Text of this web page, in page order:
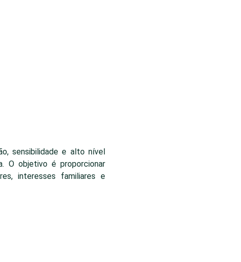
sensibilidade e alto nível
O objetivo é proporcionar
interesses familiares e